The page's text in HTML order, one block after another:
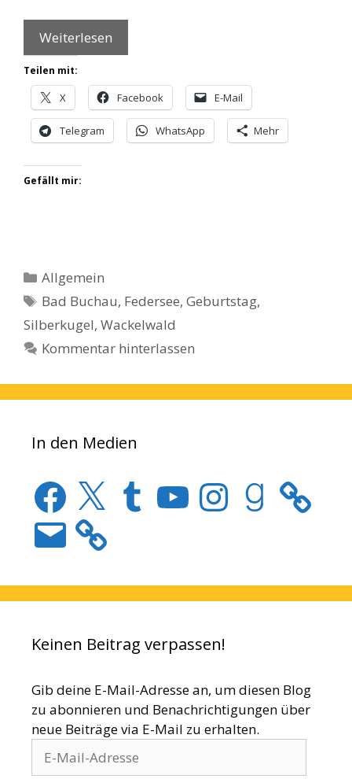
Weiterlesen
Teilen mit:
X Facebook E-Mail
Telegram WhatsApp Mehr
Gefällt mir:
Kategorien
Allgemein
Schlagwörter
Bad Buchau, Federsee,Geburtstag,
Silberkugel, Wackelwald
Kommentar hinterlassen
In den Medien
Facebook
X TumblrYouTubeInstagramGoodreads
E-
Mail
Keinen Beitrag verpassen!
Gib deine E-Mail-Adresse an, um diesen Blog
zu abonnieren und Benachrichtigungen über
neue Beiträge via E-Mail zu erhalten.
Mail-